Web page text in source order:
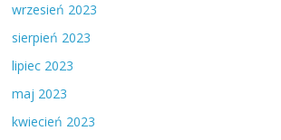
wrzesień 2023
sierpień 2023
lipiec 2023
maj 2023
kwiecień 2023